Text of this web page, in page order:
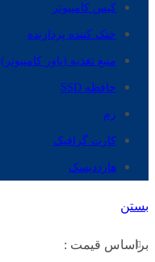
کیس کامپیوتر
خنک کننده پردازنده
منبع تغذیه (پاور کامپیوتر)
حافظه SSD
رم
کارت گرافیک
هارددیسک
بستن
براساس قیمت :